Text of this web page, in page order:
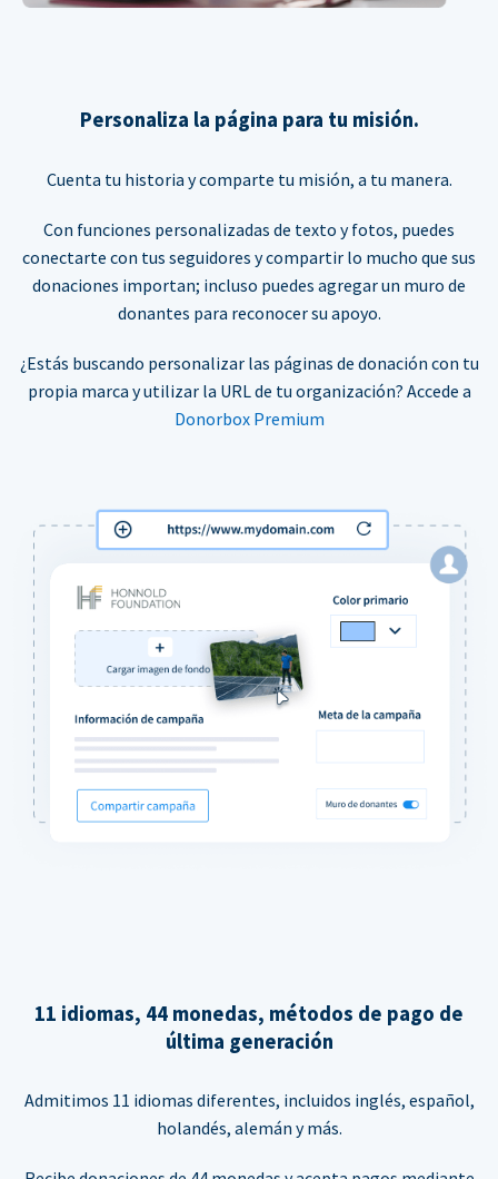
Personaliza la página para tu misión.
Cuenta tu historia y comparte tu misión, a tu manera.
Con funciones personalizadas de texto y fotos, puedes
conectarte con tus seguidores y compartir lo mucho que sus
donaciones importan; incluso puedes agregar un muro de
donantes para reconocer su apoyo.
¿Estás buscando personalizar las páginas de donación con tu
propia marca y utilizar la URL de tu organización? Accede a
Donorbox Premium
11 idiomas, 44 monedas, métodos de pago de
última generación
Admitimos 11 idiomas diferentes, incluidos inglés, español,
holandés, alemán y más.